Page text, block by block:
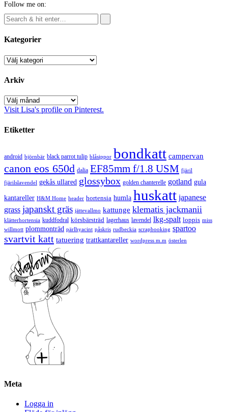
Follow me on:
Kategorier
Kategorier
Arkiv
Arkiv
Visit Lisa's profile on Pinterest.
Etiketter
android björnbär black parrot tulip blåsippor bondkatt campervan
canon eos 650d dalia EF85mm f/1.8 USM fjäril
fjärilslavendel gekås ullared glossybox golden chanterelle gotland gula
kantareller H&M Home header hortensia humla huskatt japanese
grass japanskt gräs jättevallmo kattunge klematis jackmanii
klätterhortensia kuddfodral körsbärsträd lagerhaus lavendel lkg-spalt loppis miss
willmott plommonträd pärlhyacint påskris rudbeckia scrapbooking spartoo
svartvit katt tatuering trattkantareller wordpress m.m österlen
Meta
Logga in